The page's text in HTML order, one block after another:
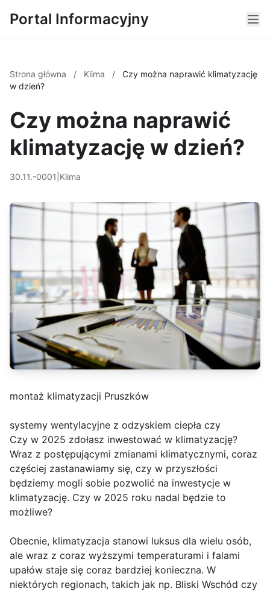
Portal Informacyjny
Strona główna / Klima /
Czy można naprawić klimatyzację
w dzień?
Czy można naprawić
klimatyzację w dzień?
30.11.-0001 Klima
montaż klimatyzacji Pruszków
systemy wentylacyjne z odzyskiem ciepła czy
Czy w 2025 zdołasz inwestować w klimatyzację?
Wraz z postępującymi zmianami klimatycznymi, coraz
częściej zastanawiamy się, czy w przyszłości
będziemy mogli sobie pozwolić na inwestycje w
klimatyzację. Czy w 2025 roku nadal będzie to
możliwe?
Obecnie, klimatyzacja stanowi luksus dla wielu osób,
ale wraz z coraz wyższymi temperaturami i falami
upałów staje się coraz bardziej konieczna. W
niektórych regionach, takich jak np. Bliski Wschód czy